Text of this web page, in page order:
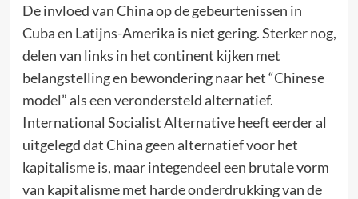
De invloed van China op de gebeurtenissen in
Cuba en Latijns-Amerika is niet gering. Sterker nog,
delen van links in het continent kijken met
belangstelling en bewondering naar het “Chinese
model” als een verondersteld alternatief.
International Socialist Alternative heeft eerder al
uitgelegd dat China geen alternatief voor het
kapitalisme is, maar integendeel een brutale vorm
van kapitalisme met harde onderdrukking van de